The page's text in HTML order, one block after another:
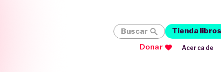
Buscar Tienda
Donar
Acerca de